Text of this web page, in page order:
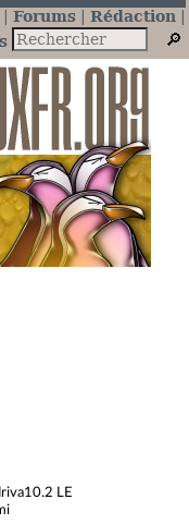
Forums
Rédaction
LE